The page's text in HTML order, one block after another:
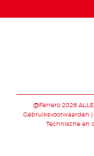
@Ferrero 2026
Gebruiksvoorwaarden
Technische en